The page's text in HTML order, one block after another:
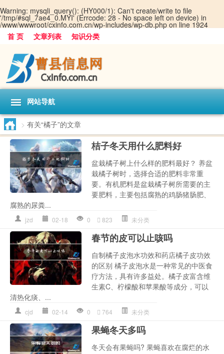
Warning: mysqli_query(): (HY000/1): Can't create/write to file
'/tmp/#sql_7ae4_0.MYI' (Errcode: 28 - No space left on device) in
/www/wwwroot/cxinfo.com.cn/wp-includes/wp-db.php on line 1924
首 页
文章列表 知识分类
网站导航
> 有关“橘子”的文章
桔子冬天用什么肥料好
盆栽橘子树上什么样的肥料最好？ 养盆
栽橘子树时，选择合适的肥料非常重
要。有机肥料是盆栽橘子树所需要的主
要肥料，主要包括腐熟的鸡肠猪肠肥、
腐熟的尿粪...
jzd 02-18 0 823 未分类
春节的皮可以止咳吗
自制橘子皮泡水功效和药店橘子皮功效
的区别 橘子皮泡水是一种常见的中医食
疗方法，具有许多益处。橘子皮富含维
生素C、柠檬酸和苹果酸等成分，可以
清热化痰、...
cjd 02-14 0 764 未分类
果蝇冬天多吗
冬天会有果蝇吗? 果蝇喜欢在腐烂的水